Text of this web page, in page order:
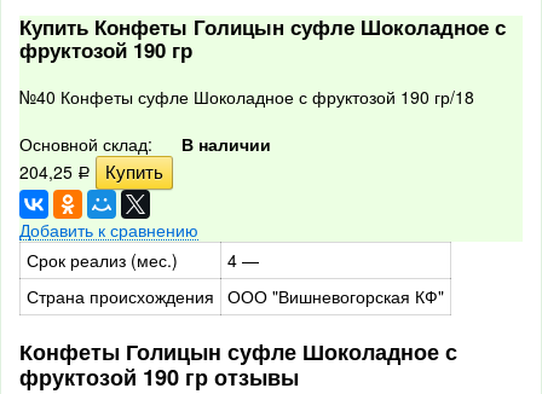
Купить Конфеты Голицын суфле Шоколадное с
фруктозой 190 гр
№40 Конфеты суфле Шоколадное с фруктозой 190 гр/18
Основной склад:
В наличии
204,25 Р
Добавить к сравнению
Срок реализ (мес.)
4 —
Страна происхождения ООО "Вишневогорская КФ"
Конфеты Голицын суфле Шоколадное с
фруктозой 190 гр отзывы